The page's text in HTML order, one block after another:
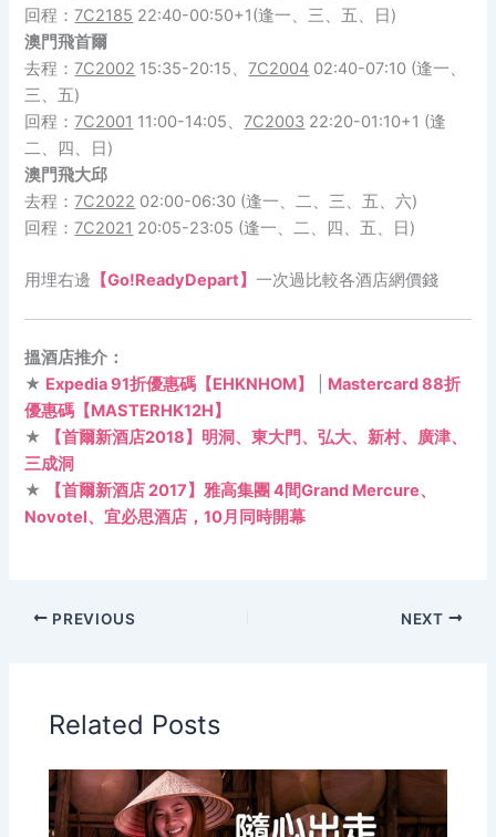
回程： 7C2185 22:40-00:50+1(逢一、三、五、日)
澳門飛首爾
去程： 7C2002 15:35-20:15、 7C2004 02:40-07:10 (逢一、
三、五)
回程： 7C2001 11:00-14:05、 7C2003 22:20-01:10+1 (逢
二、四、日)
澳門飛大邱
去程： 7C2022 02:00-06:30 (逢一、二、三、五、六)
回程： 7C2021 20:05-23:05 (逢一、二、四、五、日)
用埋右邊 【Go!ReadyDepart】一次過比較各酒店網價錢
搵酒店推介：
★ Expedia 91折優惠碼【EHKNHOM】
Mastercard 88折
優惠碼【MASTERHK12H】
★
【首爾新酒店2018】明洞、東大門、弘大、新村、廣津、
三成洞
★
【首爾新酒店 2017】雅高集團 4間Grand Mercure、
Novotel、宜必思酒店，10月同時開幕
PREVIOUS NEXT
Related Posts